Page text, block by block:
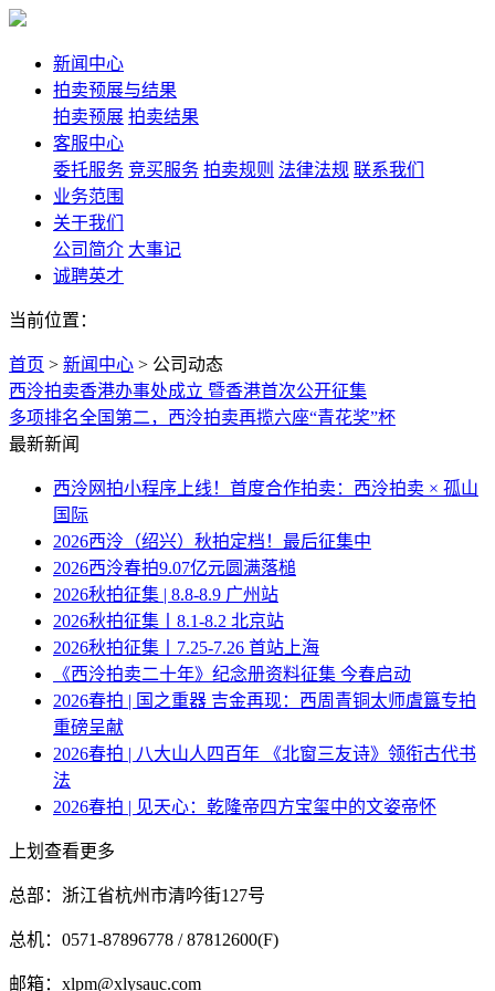
新闻中心
拍卖预展与结果
拍卖预展 拍卖结果
客服中心
委托服务 竞买服务 拍卖规则 法律法规 联系我们
业务范围
关于我们
公司简介 大事记
诚聘英才
当前位置：
首页 > 新闻中心 > 公司动态
西泠拍卖香港办事处成立 暨香港首次公开征集
多项排名全国第二，西泠拍卖再揽六座“青花奖”杯
最新新闻
西泠网拍小程序上线！首度合作拍卖：西泠拍卖 × 孤山
国际
2026西泠（绍兴）秋拍定档！最后征集中
2026西泠春拍9.07亿元圆满落槌
2026秋拍征集 | 8.8-8.9 广州站
2026秋拍征集丨8.1-8.2 北京站
2026秋拍征集丨7.25-7.26 首站上海
《西泠拍卖二十年》纪念册资料征集 今春启动
2026春拍 | 国之重器 吉金再现：西周青铜太师虘簋专拍
重磅呈献
2026春拍 | 八大山人四百年 《北窗三友诗》领衔古代书
法
2026春拍 | 见天心：乾隆帝四方宝玺中的文姿帝怀
上划查看更多
总部：浙江省杭州市清吟街127号
总机：0571-87896778 / 87812600(F)
邮箱：xlpm@xlysauc.com